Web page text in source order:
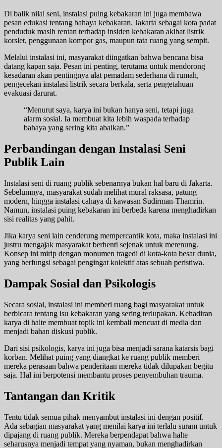
Di balik nilai seni, instalasi puing kebakaran ini juga membawa
pesan edukasi tentang bahaya kebakaran. Jakarta sebagai kota padat
penduduk masih rentan terhadap insiden kebakaran akibat listrik
korslet, penggunaan kompor gas, maupun tata ruang yang sempit.
Melalui instalasi ini, masyarakat diingatkan bahwa bencana bisa
datang kapan saja. Pesan ini penting, terutama untuk mendorong
kesadaran akan pentingnya alat pemadam sederhana di rumah,
pengecekan instalasi listrik secara berkala, serta pengetahuan
evakuasi darurat.
“Menurut saya, karya ini bukan hanya seni, tetapi juga
alarm sosial. Ia membuat kita lebih waspada terhadap
bahaya yang sering kita abaikan.”
Perbandingan dengan Instalasi Seni
Publik Lain
Instalasi seni di ruang publik sebenarnya bukan hal baru di Jakarta.
Sebelumnya, masyarakat sudah melihat mural raksasa, patung
modern, hingga instalasi cahaya di kawasan Sudirman-Thamrin.
Namun, instalasi puing kebakaran ini berbeda karena menghadirkan
sisi realitas yang pahit.
Jika karya seni lain cenderung mempercantik kota, maka instalasi ini
justru mengajak masyarakat berhenti sejenak untuk merenung.
Konsep ini mirip dengan monumen tragedi di kota-kota besar dunia,
yang berfungsi sebagai pengingat kolektif atas sebuah peristiwa.
Dampak Sosial dan Psikologis
Secara sosial, instalasi ini memberi ruang bagi masyarakat untuk
berbicara tentang isu kebakaran yang sering terlupakan. Kehadiran
karya di halte membuat topik ini kembali mencuat di media dan
menjadi bahan diskusi publik.
Dari sisi psikologis, karya ini juga bisa menjadi sarana katarsis bagi
korban. Melihat puing yang diangkat ke ruang publik memberi
mereka perasaan bahwa penderitaan mereka tidak dilupakan begitu
saja. Hal ini berpotensi membantu proses penyembuhan trauma.
Tantangan dan Kritik
Tentu tidak semua pihak menyambut instalasi ini dengan positif.
Ada sebagian masyarakat yang menilai karya ini terlalu suram untuk
dipajang di ruang publik. Mereka berpendapat bahwa halte
seharusnya menjadi tempat yang nyaman, bukan menghadirkan